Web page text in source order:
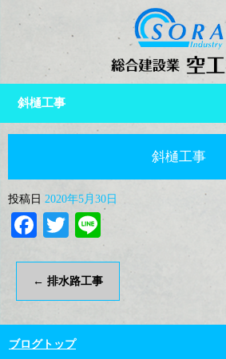
斜樋工事
斜樋工事
投稿日 2020年5月30日
Facebook
Twitter
Line
← 排水路工事
ブログトップ